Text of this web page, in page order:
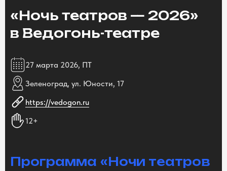
«Ночь театров — 2026»
в Ведогонь-театре
27 марта 2026, ПТ
Зеленоград, ул. Юности, 17
https://vedogon.ru
12+
Программа «Ночи театров